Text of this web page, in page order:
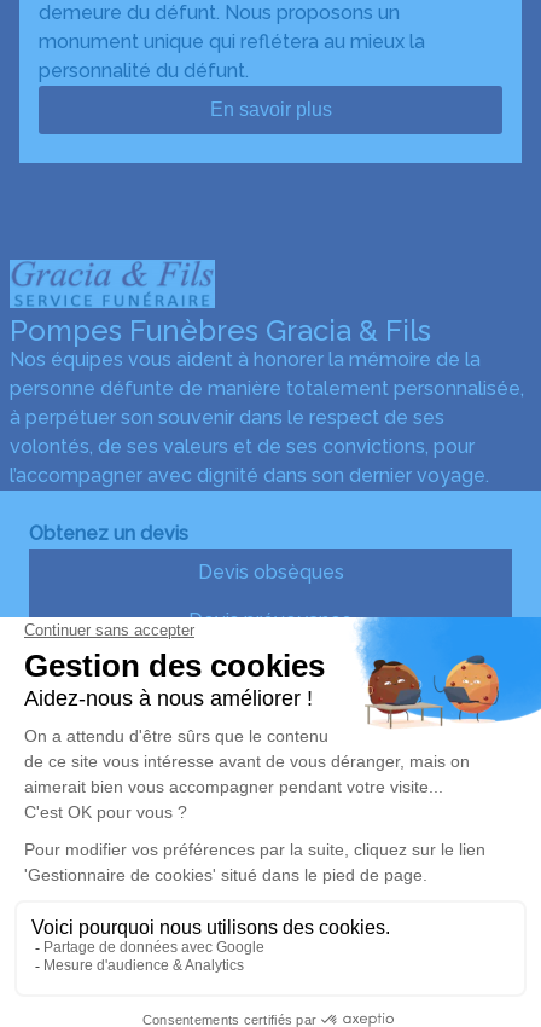
demeure du défunt. Nous proposons un
monument unique qui reflétera au mieux la
personnalité du défunt.
En savoir plus
Pompes Funèbres Gracia & Fils
Nos équipes vous aident à honorer la mémoire de la
personne défunte de manière totalement personnalisée,
à perpétuer son souvenir dans le respect de ses
volontés, de ses valeurs et de ses convictions, pour
l’accompagner avec dignité dans son dernier voyage.
Obtenez un devis
Devis obsèques
Devis prévoyance
Devis marbrerie
Nos Services
Services aux familles
Liens utiles
Avis de décès
Demande de rendez-vous
Nos réseaux sociaux
Politique de traitement des données personnelles
Politique d’utilisation des cookies